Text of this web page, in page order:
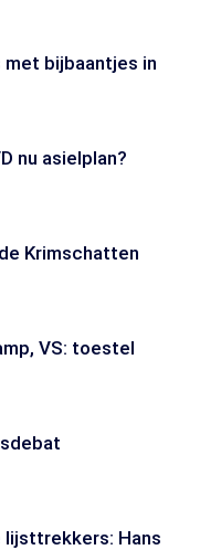
bijbaantjes in
nu asielplan?
Krimschatten
VS: toestel
lijsttrekkers: Hans